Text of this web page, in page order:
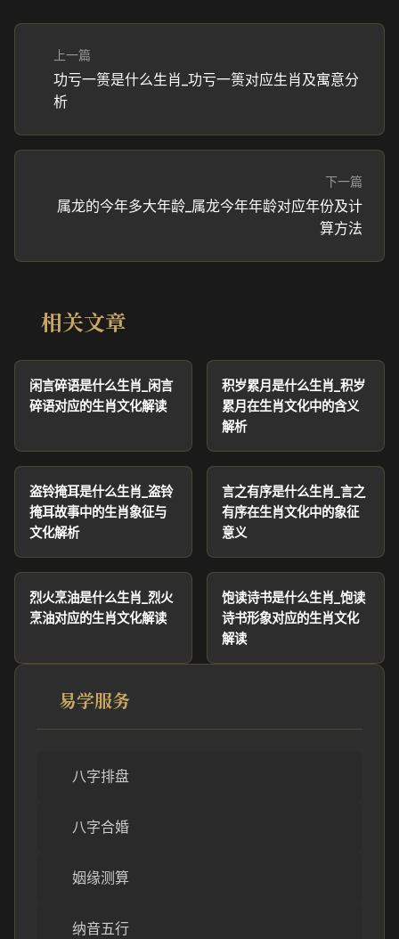
上一篇
功亏一篑是什么生肖_功亏一篑对应生肖及寓意分
析
下一篇
属龙的今年多大年龄_属龙今年年龄对应年份及计
算方法
相关文章
闲言碎语是什么生肖_闲言
碎语对应的生肖文化解读
积岁累月是什么生肖_积岁
累月在生肖文化中的含义
解析
盗铃掩耳是什么生肖_盗铃
掩耳故事中的生肖象征与
文化解析
言之有序是什么生肖_言之
有序在生肖文化中的象征
意义
烈火烹油是什么生肖_烈火
烹油对应的生肖文化解读
饱读诗书是什么生肖_饱读
诗书形象对应的生肖文化
解读
易学服务
八字排盘
八字合婚
姻缘测算
纳音五行